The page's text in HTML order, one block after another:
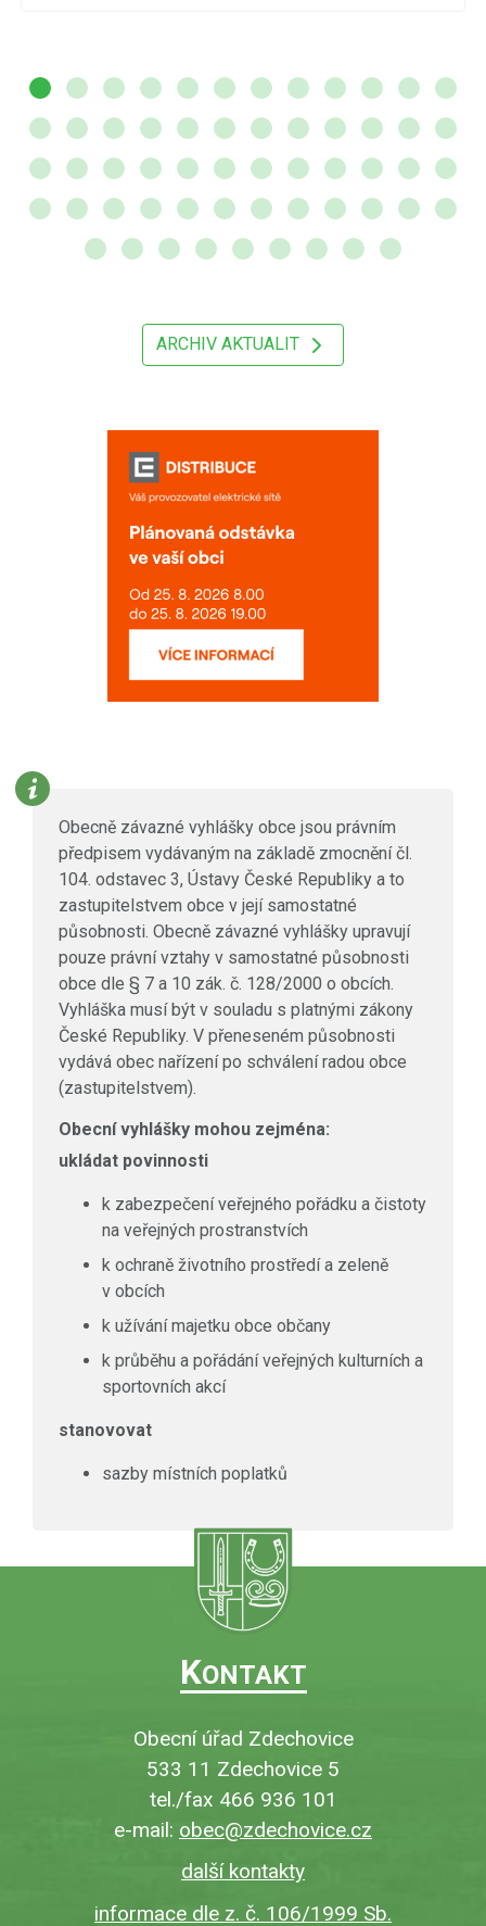
ARCHIV AKTUALIT
Obecně závazné vyhlášky obce jsou právním
předpisem vydávaným na základě zmocnění čl.
104. odstavec 3, Ústavy České Republiky a to
zastupitelstvem obce v její samostatné
působnosti. Obecně závazné vyhlášky upravují
pouze právní vztahy v samostatné působnosti
obce dle § 7 a 10 zák. č. 128/2000 o obcích.
Vyhláška musí být v souladu s platnými zákony
České Republiky. V přeneseném působnosti
vydává obec nařízení po schválení radou obce
(zastupitelstvem).
Obecní vyhlášky mohou zejména:
ukládat povinnosti
k zabezpečení veřejného pořádku a čistoty
na veřejných prostranstvích
k ochraně životního prostředí a zeleně
v obcích
k užívání majetku obce občany
k průběhu a pořádání veřejných kulturních a
sportovních akcí
stanovovat
sazby místních poplatků
KONTAKT
Obecní úřad Zdechovice
533 11 Zdechovice 5
tel./fax 466 936 101
e-mail: obec@zdechovice.cz
další kontakty
informace dle z. č. 106/1999 Sb.